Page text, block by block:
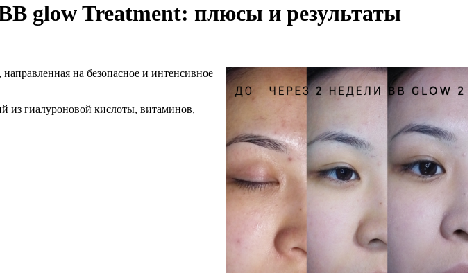
glow Treatment: плюсы и результаты
на безопасное и интенсивное
из гиалуроновой кислоты, витаминов,